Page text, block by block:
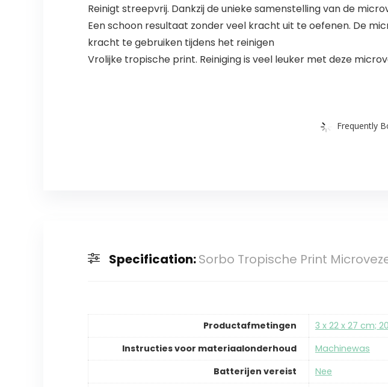
Reinigt streepvrij. Dankzij de unieke samenstelling van de
Een schoon resultaat zonder veel kracht uit te oefenen. De
kracht te gebruiken tijdens het reinigen
Vrolijke tropische print. Reiniging is veel leuker met deze
Frequently
Specification:Sorbo Tropische Print
Productafmetingen
‎3 x 22 x 27 cm;
Instructies voor materiaalonderhoud
‎Machinewas
Batterijen vereist
‎Nee